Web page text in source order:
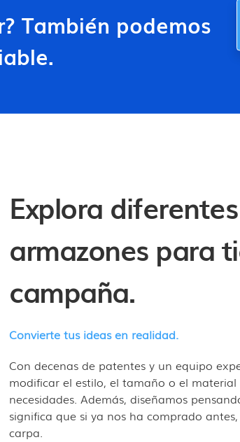
También podemos
Explora
armazones para
campaña.
Convierte tus ideas en realidad.
Con decenas de patentes y un equipo
modificar el estilo, el tamaño o el material
necesidades. Además, diseñamos
significa que si ya nos ha comprado
carpa.